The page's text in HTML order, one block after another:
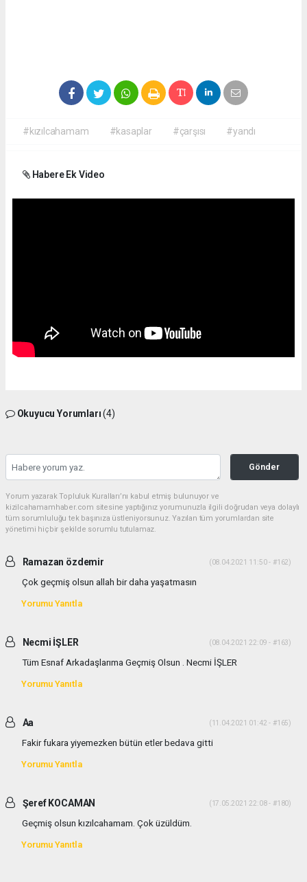
#kızılcahamam #kasaplar #çarşısı #yandı
Habere Ek Video
Okuyucu Yorumları(4)
Gönder
Yorum yazarak Topluluk Kuralları’nı kabul etmiş bulunuyor ve
kizilcahamamhaber.com sitesine yaptığınız yorumunuzla ilgili doğrudan veya dolaylı
tüm sorumluluğu tek başınıza üstleniyorsunuz. Yazılan tüm yorumlardan site
yönetimi hiçbir şekilde sorumlu tutulamaz.
Ramazan özdemir (08.04.2021 11:50 - #162)
Çok geçmiş olsun allah bir daha yaşatmasın
Yorumu Yanıtla
Necmi İŞLER (08.04.2021 22:09 - #163)
Tüm Esnaf Arkadaşlarıma Geçmiş Olsun . Necmi İŞLER
Yorumu Yanıtla
Aa (11.04.2021 01:42 - #165)
Fakir fukara yiyemezken bütün etler bedava gitti
Yorumu Yanıtla
Şeref KOCAMAN (17.05.2021 22:08 - #180)
Geçmiş olsun kızılcahamam. Çok üzüldüm.
Yorumu Yanıtla